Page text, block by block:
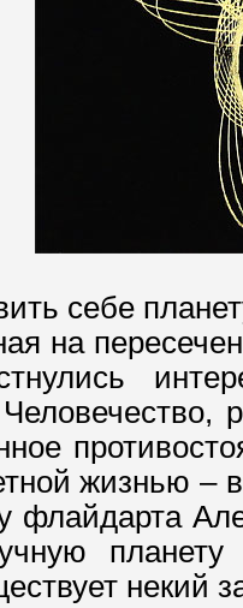
себе
на
жизнью
флайдарта
некий